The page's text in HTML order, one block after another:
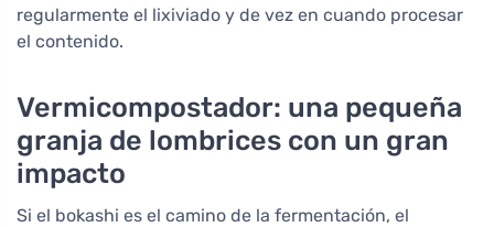
regularmente el lixiviado y de vez en cuando procesar
el contenido.
Vermicompostador: una pequeña
granja de lombrices con un gran
impacto
Si el bokashi es el camino de la fermentación, el